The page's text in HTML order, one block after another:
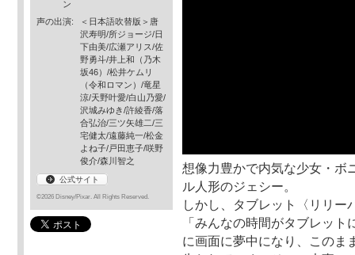
ン
声の出演:
＜日本語吹替版＞唐
沢寿明/所ジョージ/日
下由美/広瀬アリス/佐
野勇斗/井上和（乃木
坂46）/松井ケムリ
（令和ロマン）/竜星
涼/天野叶愛/白山乃愛/
沢城みゆき/許綾香/落
合弘治/三ツ矢雄二/三
宅健太/遠藤純一/松金
よね子/戸田恵子/咲野
俊介/森川智之
公式サイト
©2026 Disney/Pixar. All Rights Reserved.
想像力豊かで内気な少女・ボ
ル人形のジェシー。
しかし、タブレット〈リリー
「みんなの時間がタブレッ
に画面に夢中になり、このま